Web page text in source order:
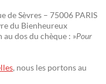
de Sèvres – 75006 PARIS
du Bienheureux
dos du chèque : »Pour
, nous les portons au